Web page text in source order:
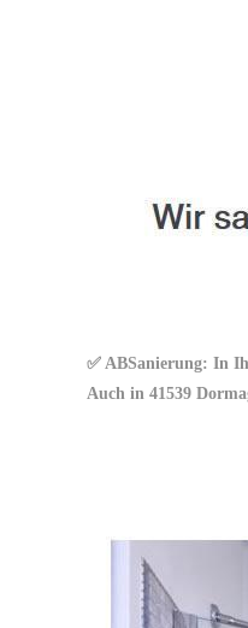
✅ ABSanierung: In
Auch in 41539